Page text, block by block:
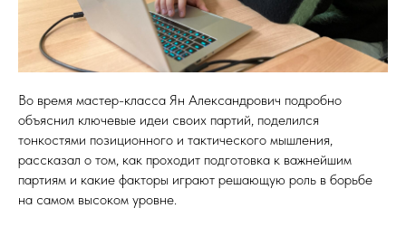
Во время мастер-класса Ян Александрович подробно
объяснил ключевые идеи своих партий, поделился
тонкостями позиционного и тактического мышления,
рассказал о том, как проходит подготовка к важнейшим
партиям и какие факторы играют решающую роль в борьбе
на самом высоком уровне.